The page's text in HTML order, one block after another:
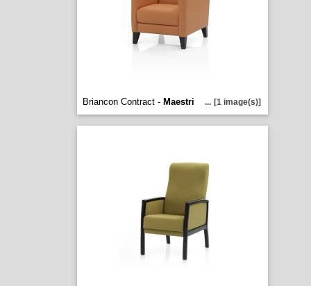
Briancon Contract - Maestri ... [1 image(s)]